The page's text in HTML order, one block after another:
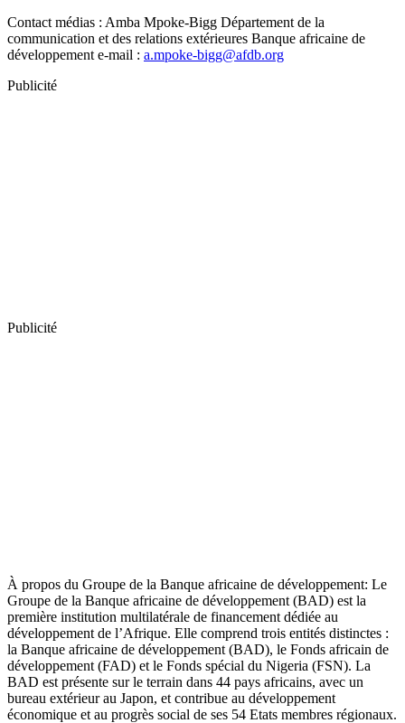
Contact médias : Amba Mpoke-Bigg Département de la
communication et des relations extérieures Banque africaine de
développement e-mail : a.mpoke-bigg@afdb.org
Publicité
Publicité
À propos du Groupe de la Banque africaine de développement: Le
Groupe de la Banque africaine de développement (BAD) est la
première institution multilatérale de financement dédiée au
développement de l’Afrique. Elle comprend trois entités distinctes :
la Banque africaine de développement (BAD), le Fonds africain de
développement (FAD) et le Fonds spécial du Nigeria (FSN). La
BAD est présente sur le terrain dans 44 pays africains, avec un
bureau extérieur au Japon, et contribue au développement
économique et au progrès social de ses 54 Etats membres régionaux.